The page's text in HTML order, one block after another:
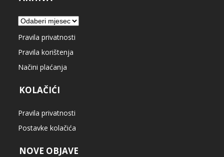
Arhiva
Pravila privatnosti
Pravila korištenja
Načini plaćanja
KOLAČIĆI
Pravila privatnosti
Postavke kolačića
NOVE OBJAVE